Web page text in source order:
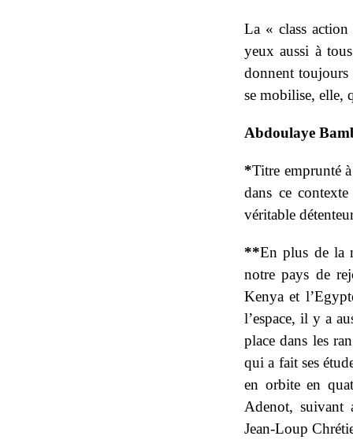
La « class
yeux aussi à
donnent toujours
se mobilise, elle,
Abdoulaye
*Titre emprunté
dans ce
véritable
**En plus de la
notre pays de
Kenya et
l’espace, il y a
place dans les
qui a fait ses
en orbite en
Adenot, suivant
Jean-Loup